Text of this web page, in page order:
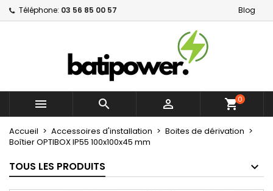
Téléphone: 03 56 85 00 57 Blog
   shopping_cart0
Accueil Accessoires d'installation
Boites de dérivation
Boîtier OPTIBOX IP55 100x100x45 mm
TOUS LES PRODUITS
Mes listes d'envies ×
Créer une nouvelle liste
Créer une liste d'envies ×
Nom de la liste d'envies
Annuler Créer une liste d'envies
Connexion ×
Vous devez être connecté pour ajouter des produits
à votre liste d'envies.
Annuler Connexion